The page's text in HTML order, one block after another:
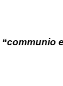
“communio